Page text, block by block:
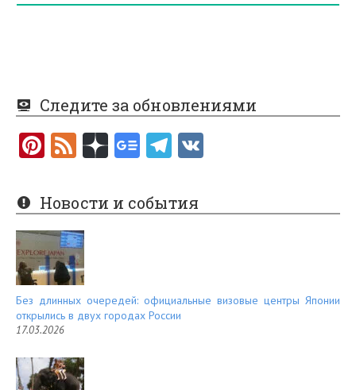
Следите за обновлениями
Pi
er
es
t
F
e
d
Новости и события
Без длинных очередей: официальные визовые центры Японии
открылись в двух городах России
17.03.2026